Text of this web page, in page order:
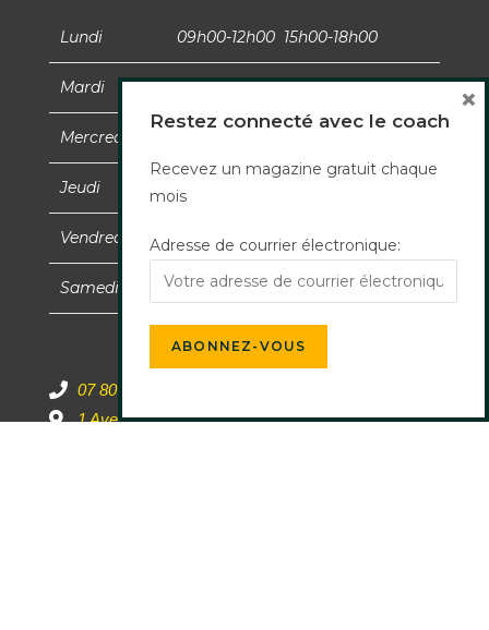
Lundi 09h00-12h00 15h00-18h00
Mardi 09h00-12h00 15h00-18h00
Mercredi
Jeudi 09h00-12h00 15h00-18h00
Vendredi 09h00-12h00 15h00-18h00
Samedi 09h00-12h00
07 80 99 78 54
1 Avenue des Champs-Elysées
Restez connecté avec le coach
Recevez un magazine gratuit chaque
mois
Adresse de courrier électronique:
×